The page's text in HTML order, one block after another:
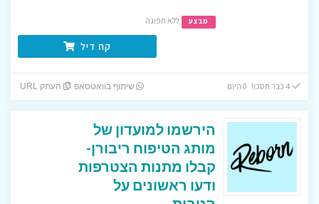
מבצע ללא תפוגה
קח דיל
4 כבר חסכו! 0 היום שיתוף בוואטסאפ העתק URL
הירשמו למועדון של
מותג הטיפוח ריבורן-
קבלו מתנות הצטרפות
ודעו ראשונים על